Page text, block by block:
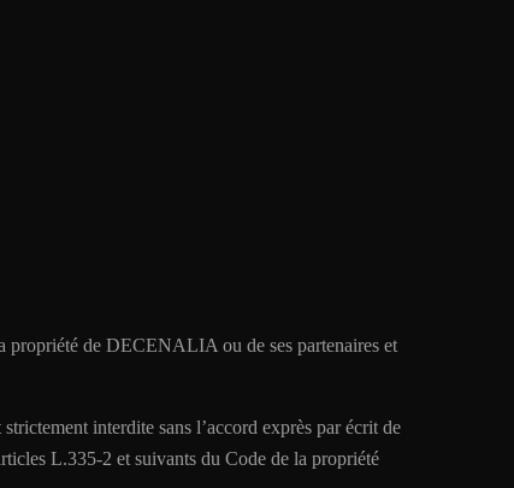
propriété de DECENALIA ou de ses partenaires et
interdite sans l’accord exprès par écrit de
L.335-2 et suivants du Code de la propriété